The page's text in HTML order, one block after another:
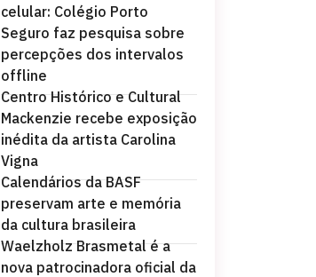
celular: Colégio Porto
Seguro faz pesquisa sobre
percepções dos intervalos
offline
Centro Histórico e Cultural
Mackenzie recebe exposição
inédita da artista Carolina
Vigna
Calendários da BASF
preservam arte e memória
da cultura brasileira
Waelzholz Brasmetal é a
nova patrocinadora oficial da